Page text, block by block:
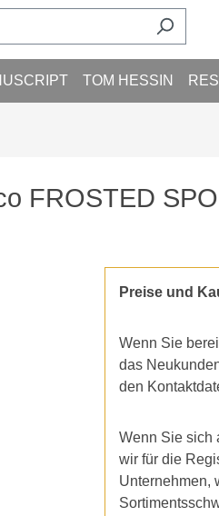
TOM HESSIN
FROSTED
Preise und
Wenn Sie
das
den
Wenn Sie sich
wir für die
Unternehmen,